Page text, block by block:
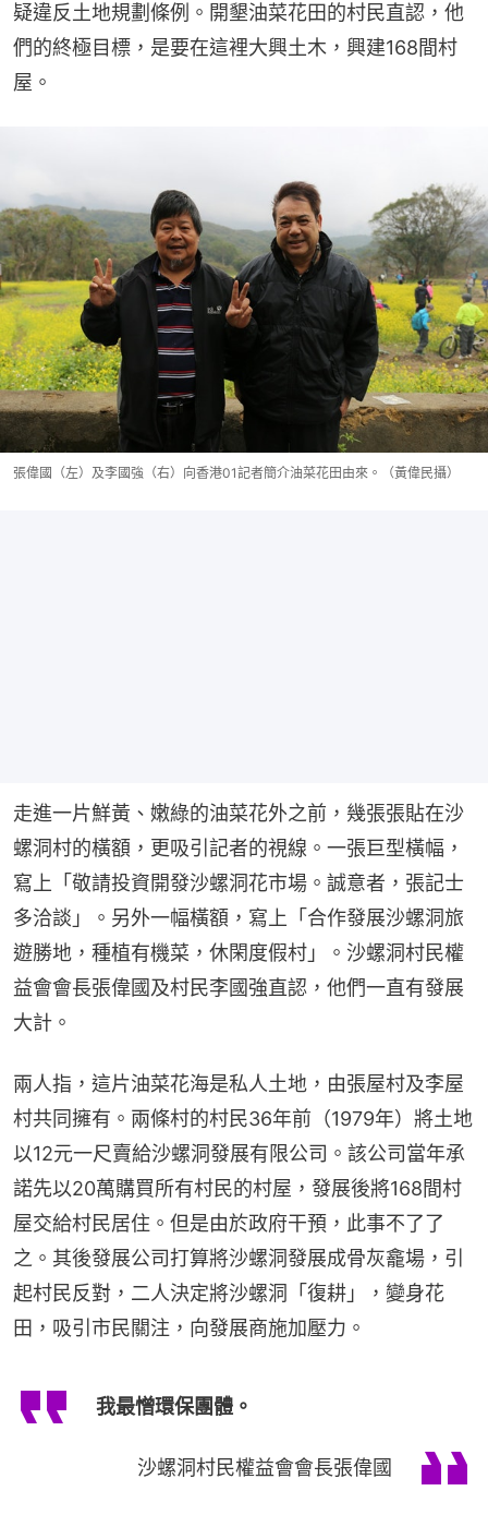
疑違反土地規劃條例。開墾油菜花田的村民直認，他
們的終極目標，是要在這裡大興土木，興建168間村
屋。
張偉國（左）及李國強（右）向香港01記者簡介油菜花田由來。（黃偉民攝）
走進一片鮮黃、嫩綠的油菜花外之前，幾張張貼在沙
螺洞村的橫額，更吸引記者的視線。一張巨型橫幅，
寫上「敬請投資開發沙螺洞花市場。誠意者，張記士
多洽談」。另外一幅橫額，寫上「合作發展沙螺洞旅
遊勝地，種植有機菜，休閑度假村」。沙螺洞村民權
益會會長張偉國及村民李國強直認，他們一直有發展
大計。
兩人指，這片油菜花海是私人土地，由張屋村及李屋
村共同擁有。兩條村的村民36年前（1979年）將土地
以12元一尺賣給沙螺洞發展有限公司。該公司當年承
諾先以20萬購買所有村民的村屋，發展後將168間村
屋交給村民居住。但是由於政府干預，此事不了了
之。其後發展公司打算將沙螺洞發展成骨灰龕場，引
起村民反對，二人決定將沙螺洞「復耕」，變身花
田，吸引市民關注，向發展商施加壓力。
我最憎環保團體。
沙螺洞村民權益會會長張偉國